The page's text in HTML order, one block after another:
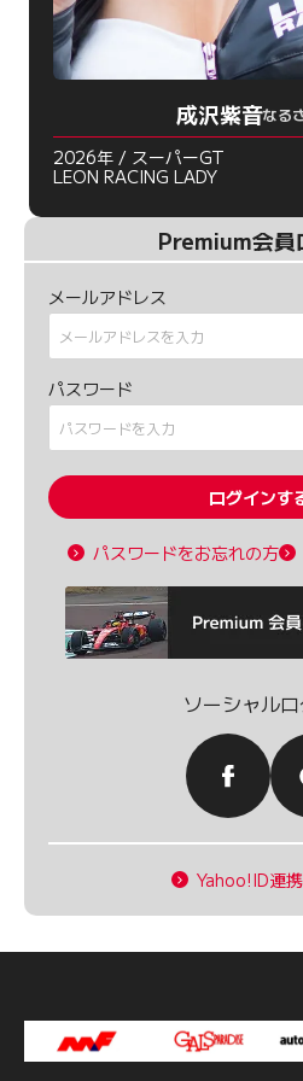
成沢紫音なる
2026年 / スーパーGT
LEON RACING LADY
Premium会員
メールアドレス
パスワード
ログインす
パスワードをお忘れの方
ソーシャル
Yahoo!ID連